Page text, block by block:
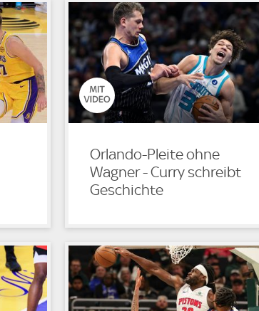
Orlando-Pleite ohne
Wagner - Curry schreibt
Geschichte